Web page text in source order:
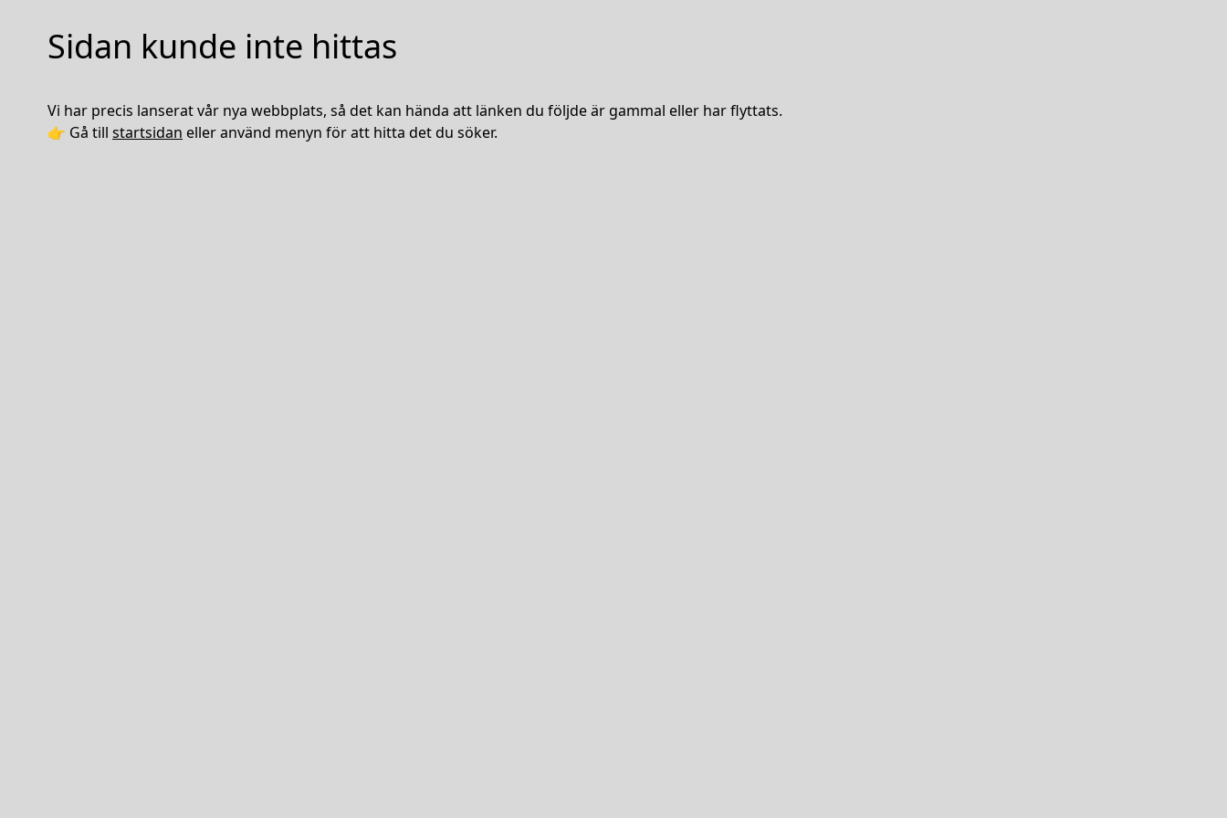
Sidan kunde inte hittas
Vi har precis lanserat vår nya webbplats, så det kan hända att länken du följde är gammal eller har flyttats.
👉 Gå till startsidan eller använd menyn för att hitta det du söker.